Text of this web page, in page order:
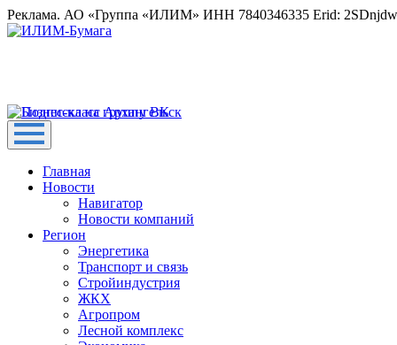
Реклама. АО «Группа «ИЛИМ» ИНН 7840346335 Erid:
Главная
Новости
Навигатор
Новости компаний
Регион
Энергетика
Транспорт и связь
Стройиндустрия
ЖКХ
Агропром
Лесной комплекс